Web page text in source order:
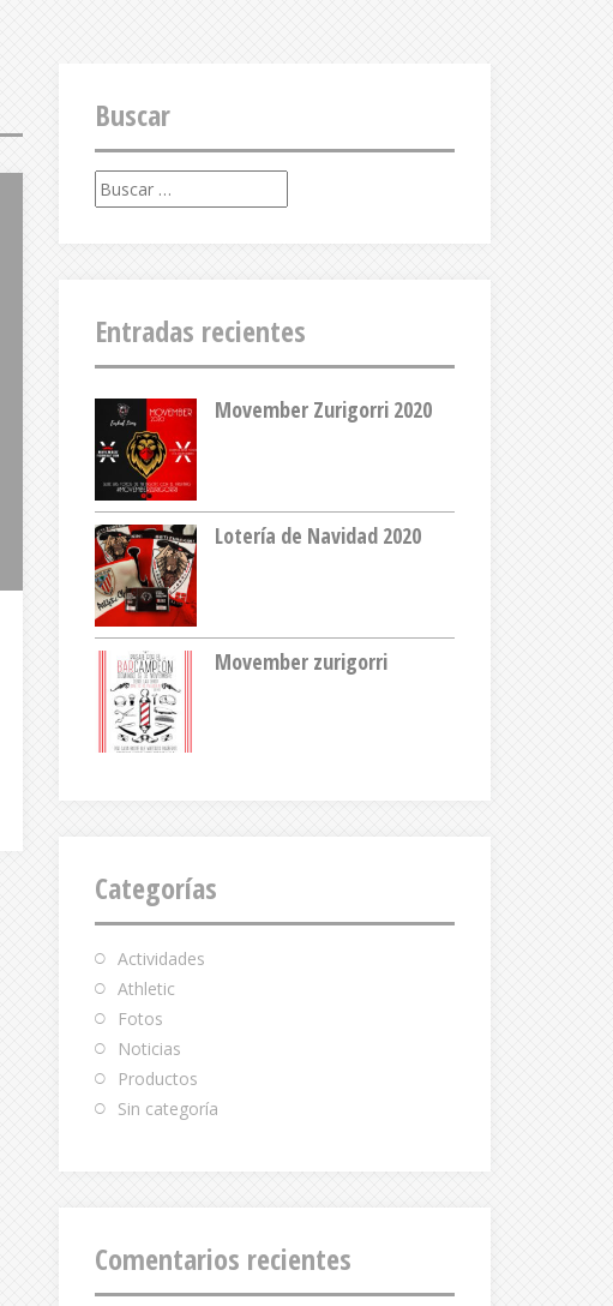
Buscar
Buscar:
Entradas recientes
Movember Zurigorri 2020
Lotería de Navidad 2020
Movember zurigorri
Categorías
Actividades
Athletic
Fotos
Noticias
Productos
Sin categoría
Comentarios recientes